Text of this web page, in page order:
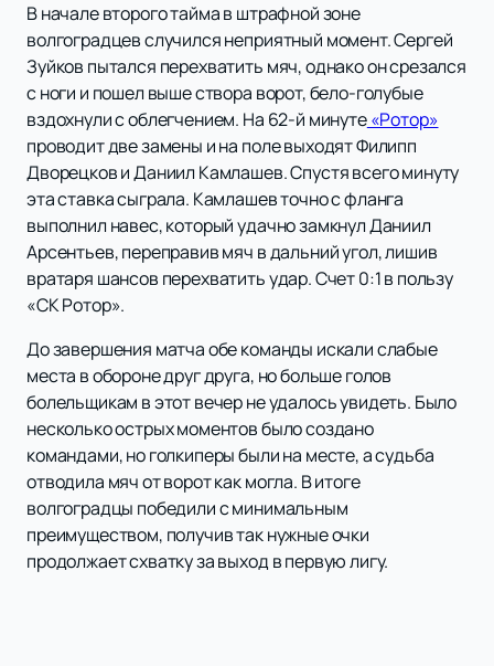
В начале второго тайма в штрафной зоне
волгоградцев случился неприятный момент. Сергей
Зуйков пытался перехватить мяч, однако он срезался
с ноги и пошел выше створа ворот, бело-голубые
вздохнули с облегчением. На 62-й минуте«Ротор»
проводит две замены и на поле выходят Филипп
Дворецков и Даниил Камлашев. Спустя всего минуту
эта ставка сыграла. Камлашев точно с фланга
выполнил навес, который удачно замкнул Даниил
Арсентьев, переправив мяч в дальний угол, лишив
вратаря шансов перехватить удар. Счет 0:1 в пользу
«СК Ротор».
До завершения матча обе команды искали слабые
места в обороне друг друга, но больше голов
болельщикам в этот вечер не удалось увидеть. Было
несколько острых моментов было создано
командами, но голкиперы были на месте, а судьба
отводила мяч от ворот как могла. В итоге
волгоградцы победили с минимальным
преимуществом, получив так нужные очки
продолжает схватку за выход в первую лигу.